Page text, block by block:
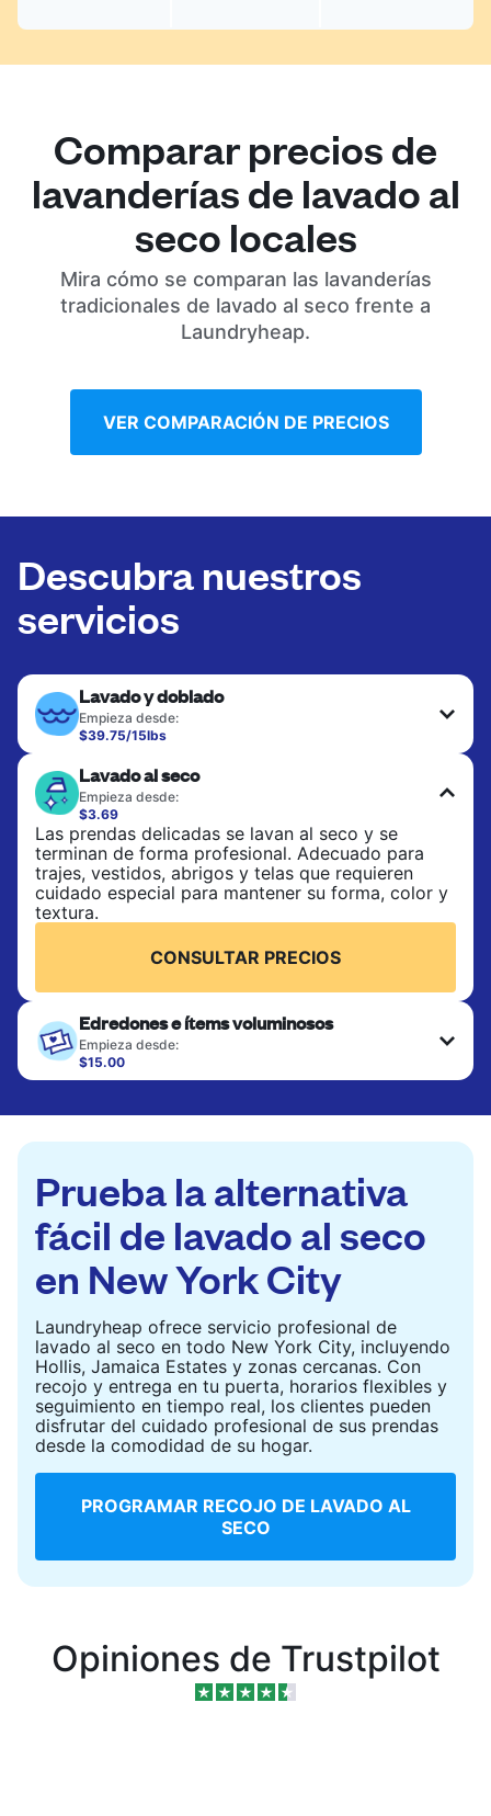
Comparar precios de
lavanderías de lavado al
seco locales
Mira cómo se comparan las lavanderías
tradicionales de lavado al seco frente a
Laundryheap.
VER COMPARACIÓN DE PRECIOS
Descubra nuestros
servicios
Lavado y doblado
Empieza desde:
$39.75/15lbs
Las prendas se lavan a 90°F y se secan en
secadora, con 130°F disponible a solicitud. No
incluye planchado. Elige lavado mixto o lavado
separado.
CONSULTAR PRECIOS
Lavado al seco
Empieza desde:
$3.69
Las prendas delicadas se lavan al seco y se
terminan de forma profesional. Adecuado para
trajes, vestidos, abrigos y telas que requieren
cuidado especial para mantener su forma, color y
textura.
CONSULTAR PRECIOS
Edredones e ítems voluminosos
Empieza desde:
$15.00
Los artículos grandes como edredones, mantas y
completamente. Diseñado para refrescar piezas
más pesadas que no caben en una lavadora
CONSULTAR PRECIOS
Prueba la alternativa
fácil de lavado al seco
en New York City
Laundryheap ofrece servicio profesional de
lavado al seco en todo New York City, incluyendo
Hollis, Jamaica Estates y zonas cercanas. Con
recojo y entrega en tu puerta, horarios flexibles y
seguimiento en tiempo real, los clientes pueden
disfrutar del cuidado profesional de sus prendas
desde la comodidad de su hogar.
PROGRAMAR RECOJO DE LAVADO AL
SECO
Opiniones de Trustpilot